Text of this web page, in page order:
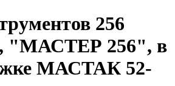
256
"МАСТЕР 256", в
МАСТАК 52-